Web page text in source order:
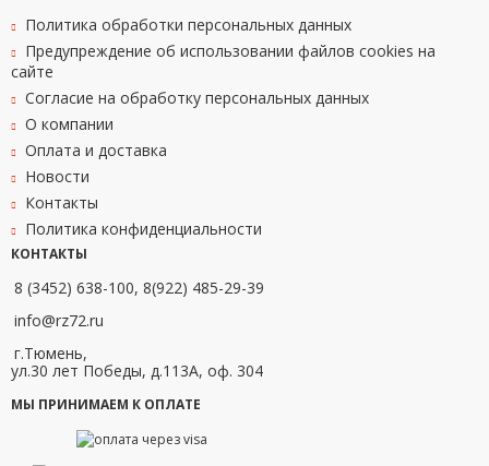
Политика обработки персональных данных
Предупреждение об использовании файлов cookies на
сайте
Согласие на обработку персональных данных
О компании
Оплата и доставка
Новости
Контакты
Политика конфиденциальности
КОНТАКТЫ
8 (3452) 638-100, 8(922) 485-29-39
info@rz72.ru
г.Тюмень,
ул.30 лет Победы, д.113А, оф. 304
МЫ ПРИНИМАЕМ К ОПЛАТЕ